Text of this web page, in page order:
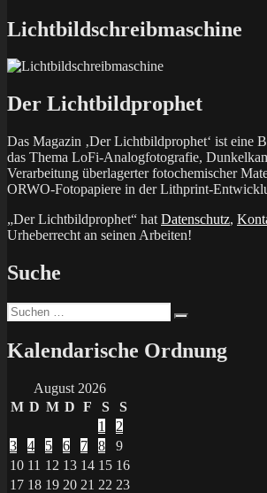
Lichtbildschreibmaschine
Der Lichtbildprophet
Das Magazin ‚Der Lichtbildprophet‘ ist eine
das Thema LoFi-Analogfotografie,
Verarbeitung überlagerter fotochemischer
ORWO-Fotopapiere in der Lithprint-
„Der Lichtbildprophet“ hat Datenschutz,
Urheberrecht an seinen Arbeiten!
Suche
Suchen
nach:
Kalendarische Ordnung
August 2026
M D M D F S
S
1
2
3
4 5 6 7 8
9
10 11 12 13 14 15 16
17 18 19 20 21 22 23